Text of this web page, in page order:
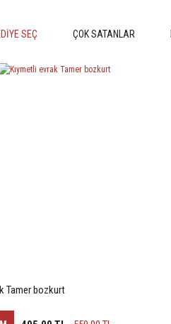
SEÇ ÇOK SATANLAR
Tamer bozkurt